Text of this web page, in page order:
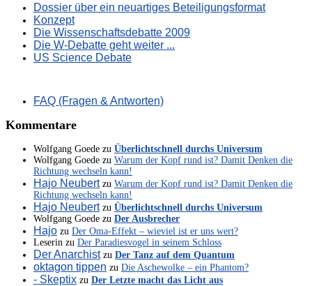
Dossier über ein neuartiges Beteiligungsformat
Konzept
Die Wissenschaftsdebatte 2009
Die W-Debatte geht weiter ...
US Science Debate
FAQ (Fragen & Antworten)
Kommentare
Wolfgang Goede zu Überlichtschnell durchs Universum
Wolfgang Goede zu Warum der Kopf rund ist? Damit Denken die
Richtung wechseln kann!
Hajo Neubertzu Warum der Kopf rund ist? Damit Denken die
Richtung wechseln kann!
Hajo Neubertzu Überlichtschnell durchs Universum
Wolfgang Goede zu Der Ausbrecher
Hajo zu Der Oma-Effekt – wieviel ist er uns wert?
Leserin zu Der Paradiesvogel in seinem Schloss
Der Anarchistzu Der Tanz auf dem Quantum
oktagon tippen zu Die Aschewolke – ein Phantom?
- Skeptix zu Der Letzte macht das Licht aus